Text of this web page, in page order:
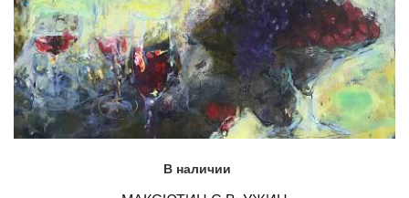
В наличии